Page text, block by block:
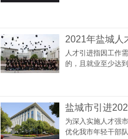
2021年盐城人
人才引进指因工作
的，且就业至少达
盐城市引进
为深入实施人才强
优化我市年轻干部